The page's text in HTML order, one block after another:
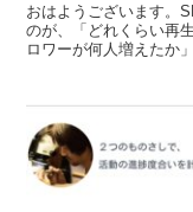
おはようございます。
のが、「どれくらい再
ロワーが何人増えたか